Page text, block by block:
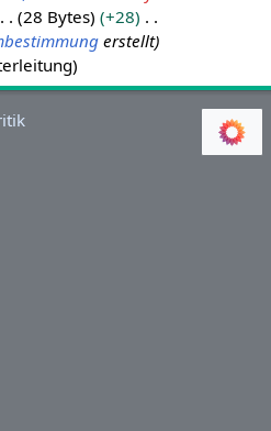
28 Bytes
+28
erstellt